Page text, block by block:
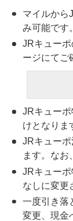
マイルから
み可能です。
JRキュー
ージにてご
JRキュー
けとなりま
JRキュー
ます。なお
JRキュー
なしに変更
一度引き落
変更、現金